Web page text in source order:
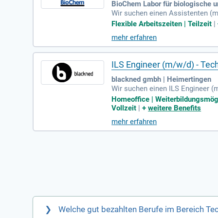
BioChem Labor für biologische
Wir suchen einen Assistenten
tellen Sie eigenständig
ng und erfassen Prüfaufträge in
chlossene Ausbildung als
Flexible Arbeitszeiten | Teilzeit |
mehr erfahren
ILS Engineer (m/w/d) -
blackned gmbh | Heimertingen
Wir suchen einen ILS Engineer
on. Ihre Aufgaben umfassen die
entwickeln Arbeitspakete für
ation mit Kunden und Partnern
Homeoffice |
Vollzeit |+weitere Benefits
mehr erfahren
Welche gut bezahlten Berufe im Bereich